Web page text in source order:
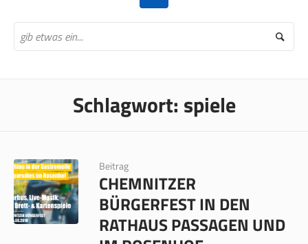
Schlagwort: spiele
Beitrag
CHEMNITZER
BÜRGERFEST IN DEN
RATHAUS PASSAGEN UND